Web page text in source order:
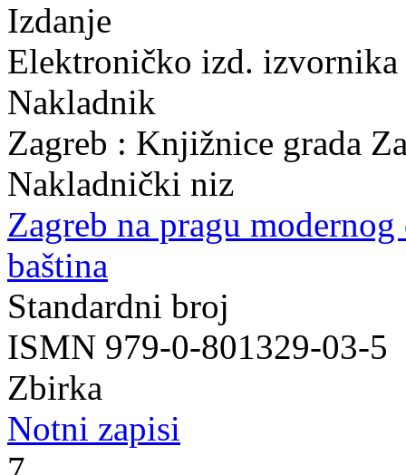
Izdanje
Elektroničko izd.
Nakladnik
Zagreb : Knjižnice grada
Nakladnički niz
Zagreb na pragu modernog
baština
Standardni broj
ISMN 979-0-801329-03-5
Zbirka
Notni zapisi